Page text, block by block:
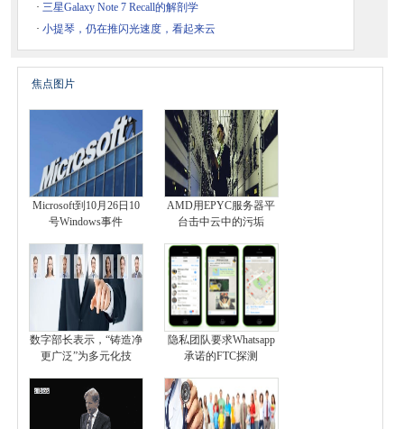
· 三星Galaxy Note 7 Recall的解剖学
· 小提琴，仍在推闪光速度，看起来云
焦点图片
Microsoft到10月26日10
号Windows事件
AMD用EPYC服务器平
台击中云中的污垢
数字部长表示，“铸造净
更广泛”为多元化技
隐私团队要求Whatsapp
承诺的FTC探测